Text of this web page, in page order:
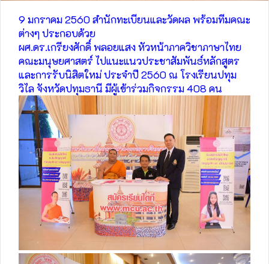
9 มกราคม 2560 สำนักทะเบียนและวัดผล พร้อมทีมคณะ
ต่างๆ ประกอบด้วย
ผศ.ดร.เกรียงศักดิ์ พลอยแสง หัวหน้าภาควิชาภาษาไทย
คณะมนุษยศาสตร์ ไปแนะแนวประชาสัมพันธ์หลักสูตร
และการรับนิสิตใหม่ ประจำปี 2560 ณ โรงเรียนปทุม
วิไล จังหวัดปทุมธานี มีผู้เข้าร่วมกิจกรรม 408 คน